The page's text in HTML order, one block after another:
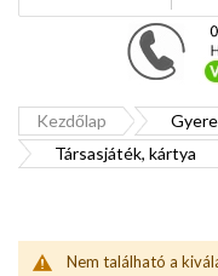
Kezdőlap
Társasjáték, kártya
Nem található a